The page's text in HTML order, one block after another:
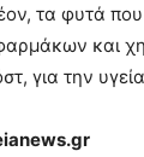
τα φυτά
και
για την